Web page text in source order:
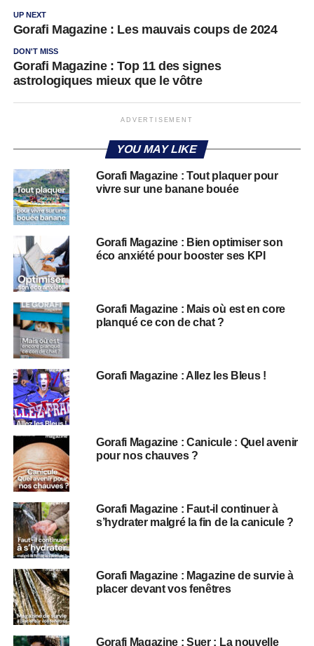
UP NEXT
Gorafi Magazine : Les mauvais coups de 2024
DON'T MISS
Gorafi Magazine : Top 11 des signes
astrologiques mieux que le vôtre
ADVERTISEMENT
YOU MAY LIKE
Gorafi Magazine : Tout plaquer pour
vivre sur une banane bouée
Gorafi Magazine : Bien optimiser son
éco anxiété pour booster ses KPI
Gorafi Magazine : Mais où est en core
planqué ce con de chat ?
Gorafi Magazine : Allez les Bleus !
Gorafi Magazine : Canicule : Quel avenir
pour nos chauves ?
Gorafi Magazine : Faut-il continuer à
s’hydrater malgré la fin de la canicule ?
Gorafi Magazine : Magazine de survie à
placer devant vos fenêtres
Gorafi Magazine : Suer : La nouvelle